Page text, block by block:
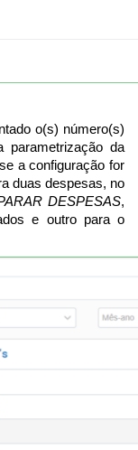
o(s) número(s)
parametrização da
a configuração for
duas despesas, no
DESPESAS,
e outro para o